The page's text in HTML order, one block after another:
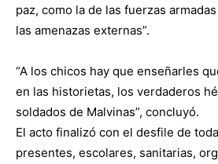
paz, como la de las fuerzas
las amenazas externas”.
“A los chicos hay que enseñarles
en las historietas, los verdaderos
soldados de Malvinas”, concluyó.
El acto finalizó con el desfile de
presentes, escolares, sanitarias,